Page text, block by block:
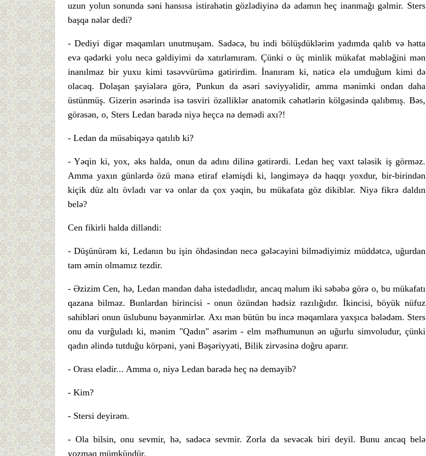
uzun yolun sonunda səni hansısa istirahətin gözlədiyinə də adamın heç inanmağı gəlmir. Sters
başqa nələr dedi?
- Dediyi digər məqamları unutmuşam. Sadəcə, bu indi bölüşdüklərim yadımda qalıb və hətta
evə qədərki yolu necə gəldiyimi də xatırlamıram. Çünki o üç minlik mükafat məbləğini mən
inanılmaz bir yuxu kimi təsəvvürümə gətirirdim. İnanıram ki, nəticə elə umduğum kimi də
olacaq. Dolaşan şayiələrə görə, Punkun da əsəri səviyyəlidir, amma mənimki ondan daha
üstünmüş. Gizerin əsərində isə təsviri özəlliklər anatomik cəhətlərin kölgəsində qalıbmış. Bəs,
görəsən, o, Sters Ledan barədə niyə heçcə nə demədi axı?!
- Ledan da müsabiqəyə qatılıb ki?
- Yəqin ki, yox, əks halda, onun da adını dilinə gətirərdi. Ledan heç vaxt tələsik iş görməz.
Amma yaxın günlərdə özü mənə etiraf eləmişdi ki, ləngiməyə də haqqı yoxdur, bir-birindən
kiçik düz altı övladı var və onlar da çox yəqin, bu mükafata göz dikiblər. Niyə fikrə daldın
belə?
Cen fikirli halda dilləndi:
- Düşünürəm ki, Ledanın bu işin öhdəsindən necə gələcəyini bilmədiyimiz müddətcə, uğurdan
tam əmin olmamız tezdir.
- Əzizim Cen, hə, Ledan məndən daha istedadlıdır, ancaq məlum iki səbəbə görə o, bu mükafatı
qazana bilməz. Bunlardan birincisi - onun özündən hədsiz razılığıdır. İkincisi, böyük nüfuz
sahibləri onun üslubunu bəyənmirlər. Axı mən bütün bu incə məqamlara yaxşıca bələdəm. Sters
onu da vurğuladı ki, mənim "Qadın" əsərim - elm məfhumunun ən uğurlu simvoludur, çünki
qadın əlində tutduğu körpəni, yəni Bəşəriyyəti, Bilik zirvəsinə doğru aparır.
- Orası elədir... Amma o, niyə Ledan barədə heç nə deməyib?
- Kim?
- Stersi deyirəm.
- Ola bilsin, onu sevmir, hə, sadəcə sevmir. Zorla da sevəcək biri deyil. Bunu ancaq belə
yozmaq mümkündür.